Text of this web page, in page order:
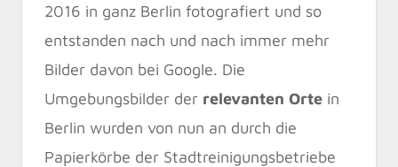
2016 in ganz Berlin fotografiert und so
entstanden nach und nach immer mehr
Bilder davon bei Google. Die
Umgebungsbilder der relevanten Orte in
Berlin wurden von nun an durch die
Papierkörbe der Stadtreinigungsbetriebe